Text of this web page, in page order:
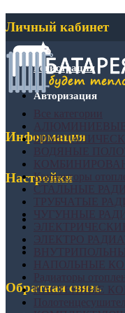
Личный кабинет
Регистрация
Авторизация
Информация
Настройки
Обратная связь
Конвекторы
СТАЛЬНЫЕ
НАСТЕННЫЕ